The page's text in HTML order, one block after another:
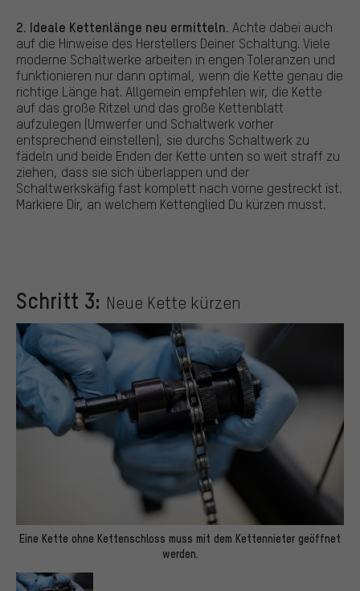
2. Ideale Kettenlänge neu ermitteln. Achte dabei auch
auf die Hinweise des Herstellers Deiner Schaltung. Viele
moderne Schaltwerke arbeiten in engen Toleranzen und
funktionieren nur dann optimal, wenn die Kette genau die
richtige Länge hat. Allgemein empfehlen wir, die Kette
auf das große Ritzel und das große Kettenblatt
aufzulegen (Umwerfer und Schaltwerk vorher
entsprechend einstellen), sie durchs Schaltwerk zu
fädeln und beide Enden der Kette unten so weit straff zu
ziehen, dass sie sich überlappen und der
Schaltwerkskäfig fast komplett nach vorne gestreckt ist.
Markiere Dir, an welchem Kettenglied Du kürzen musst.
Schritt 3: Neue Kette kürzen
Eine Kette ohne Kettenschloss muss mit dem Kettennieter geöffnet
werden.